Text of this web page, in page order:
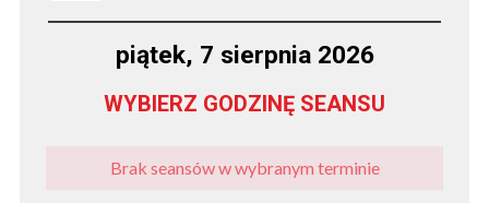
piątek, 7 sierpnia 2026
WYBIERZ GODZINĘ SEANSU
Brak seansów w wybranym terminie